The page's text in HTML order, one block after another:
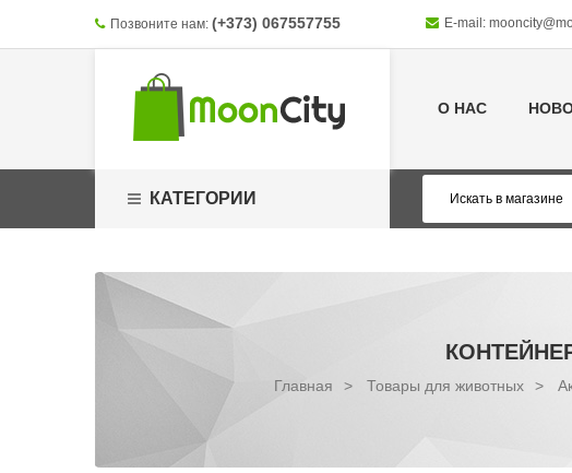
Позвоните нам: (+373) 067557755 E-mail:
О НАС
КАТЕГОРИИ
Главная > Товары для животных >